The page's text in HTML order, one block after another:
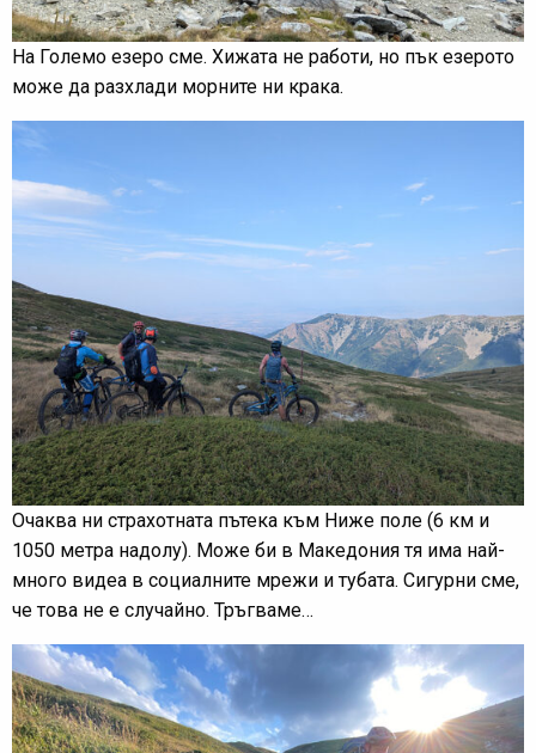
На Големо езеро сме. Хижата не работи, но пък езерото
може да разхлади морните ни крака.
Очаква ни страхотната пътека към Ниже поле (6 км и
1050 метра надолу). Може би в Македония тя има най-
много видеа в социалните мрежи и тубата. Сигурни сме,
че това не е случайно. Тръгваме…